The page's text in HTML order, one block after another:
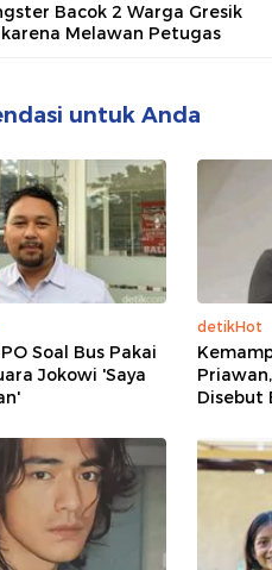
Bacok 2 Warga Gresik
Melawan Petugas
untuk Anda
Soal Bus Pakai
Jokowi 'Saya
detikHot
Disebut